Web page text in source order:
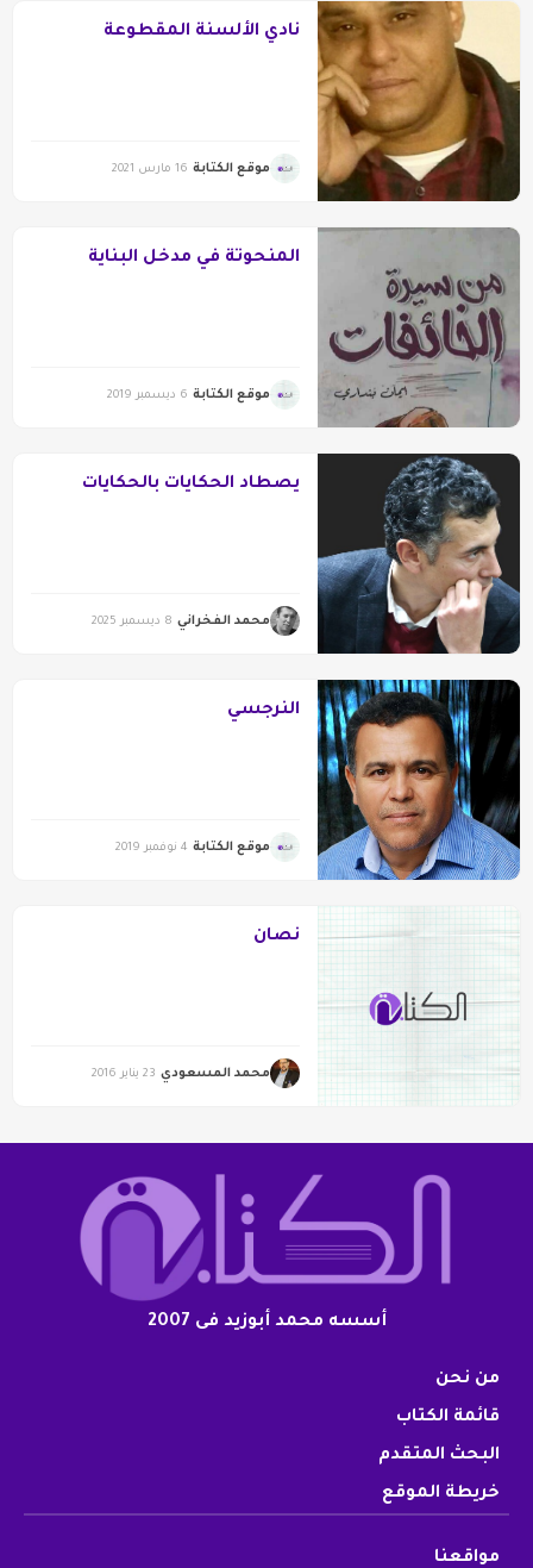
نادي الألسنة المقطوعة
موقع الكتابة 16 مارس 2021
المنحوتة في مدخل البناية
موقع الكتابة 6 ديسمبر 2019
يصطاد الحكايات بالحكايات
محمد الفخراني 8 ديسمبر 2025
النرجسي
موقع الكتابة 4 نوفمبر 2019
نصان
محمد المسعودي 23 يناير 2016
أسسه محمد أبوزيد فى 2007
من نحن
قائمة الكتاب
البحث المتقدم
خريطة الموقع
مواقعنا